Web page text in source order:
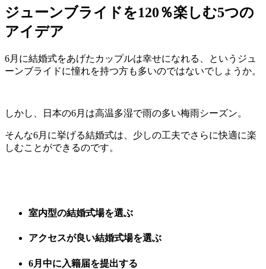
ジューンブライドを120％楽しむ5つの
アイデア
6月に結婚式をあげたカップルは幸せになれる、というジュ
ーンブライドに憧れを持つ方も多いのではないでしょうか。
しかし、日本の6月は高温多湿で雨の多い梅雨シーズン。
そんな6月に挙げる結婚式は、少しの工夫でさらに快適に楽
しむことができるのです。
室内型の結婚式場を選ぶ
アクセスが良い結婚式場を選ぶ
6月中に入籍届を提出する